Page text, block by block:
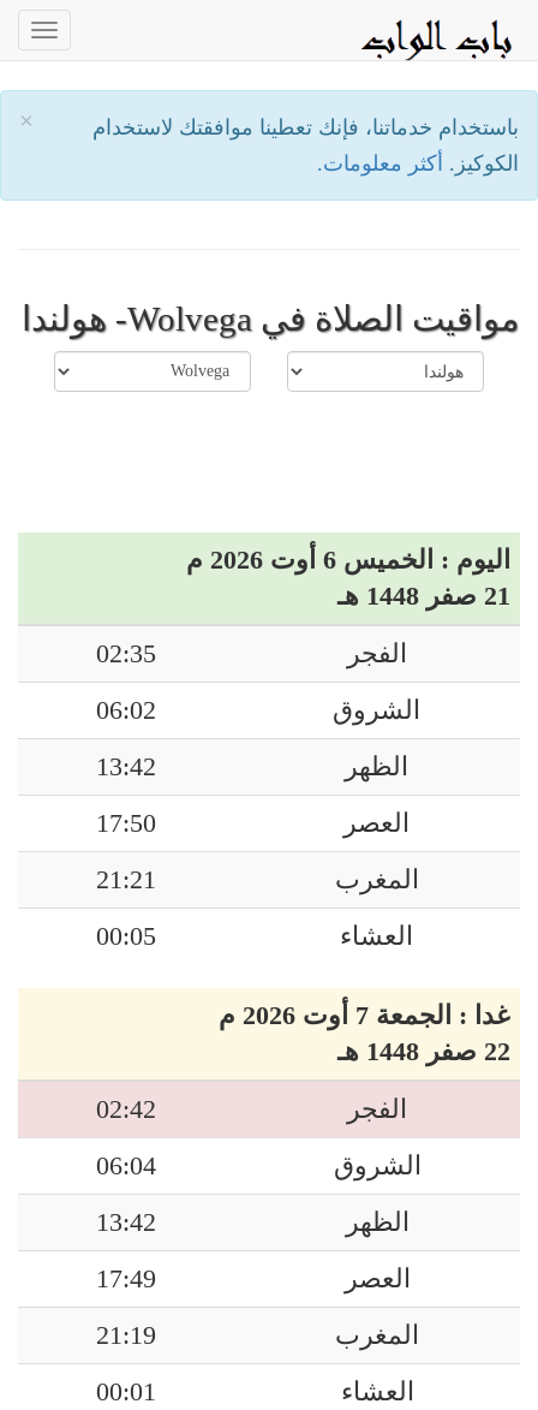
×
باستخدام خدماتنا، فإنك تعطينا موافقتك لاستخدام
الكوكيز. أكثر معلومات.
مواقيت الصلاة في Wolvega- هولندا
اليوم : الخميس 6 أوت 2026 م
21 صفر 1448 هـ
الفجر
02:35
الشروق
06:02
الظهر
13:42
العصر
17:50
المغرب
21:21
العشاء
00:05
غدا : الجمعة 7 أوت 2026 م
22 صفر 1448 هـ
الفجر
02:42
الشروق
06:04
الظهر
13:42
العصر
17:49
المغرب
21:19
العشاء
00:01